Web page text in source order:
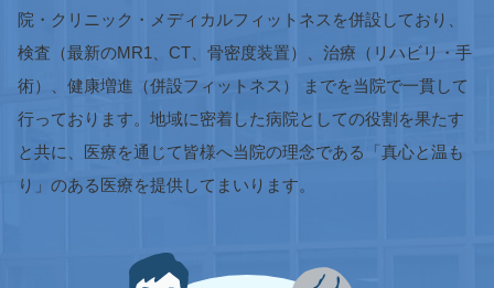
院・クリニック・メディカルフィットネスを併設しており、
検査（最新のMR1、CT、骨密度装置）、治療（リハビリ・手
術）、健康増進（併設フィットネス） までを当院で一貫して
行っております。地域に密着した病院としての役割を果たす
と共に、医療を通じて皆様へ当院の理念である「真心と温も
り」のある医療を提供してまいります。